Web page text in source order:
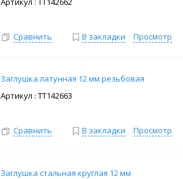
Сравнить В закладки Просмотр
Заглушка латунная 12 мм резьбовая
: ТТ142663
Сравнить В закладки Просмотр
Заглушка стальная круглая 12 мм